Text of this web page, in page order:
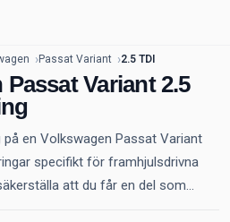
Passat Variant 2.5 TDI
Variant 2.5
en Volkswagen Passat Variant
specifikt för framhjulsdrivna
att du får en del som...